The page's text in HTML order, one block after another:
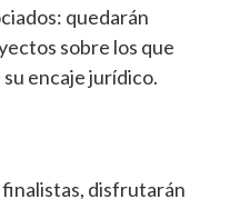
quedarán
sobre los que
encaje jurídico.
disfrutarán